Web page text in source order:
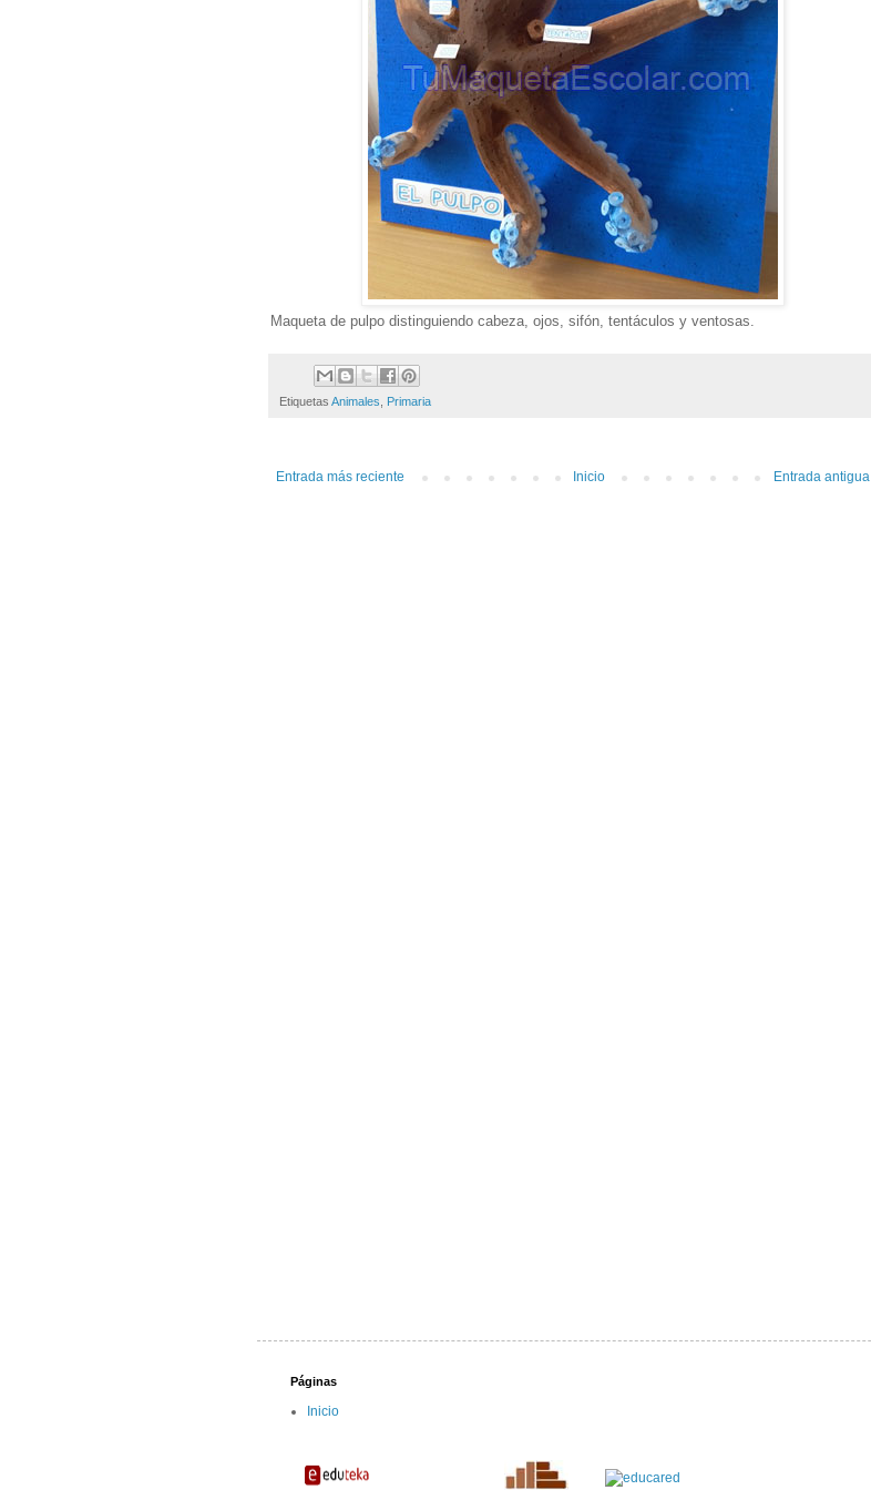
Maqueta de pulpo distinguiendo cabeza, ojos, sifón, tentáculos y ventosas.
Etiquetas Animales, Primaria
Entrada más reciente Entrada antigua
Inicio
Páginas
Inicio